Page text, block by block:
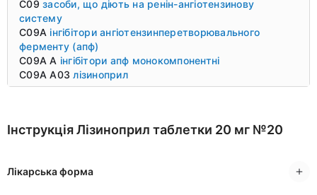
C09 засоби, що діють на ренін-ангіотензинову
систему
C09A інгібітори ангіотензинперетворювального
ферменту (апф)
C09A A інгібітори апф монокомпонентні
C09A A03лізиноприл
Інструкція Лізиноприл таблетки 20 мг №20
Лікарська форма